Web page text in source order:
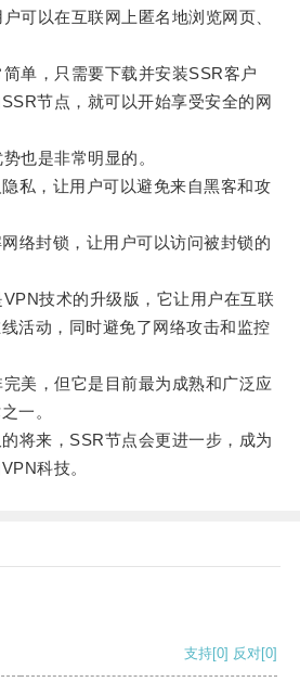
以在互联网上匿名地浏览网页、
，只需要下载并安装SSR客户
节点，就可以开始享受安全的网
是非常明显的。
，让用户可以避免来自黑客和攻
封锁，让用户可以访问被封锁的
技术的升级版，它让用户在互联
活动，同时避免了网络攻击和监控
，但它是目前最为成熟和广泛应
一。
来，SSR节点会更进一步，成为
科技。
支持[0] 反对[0]